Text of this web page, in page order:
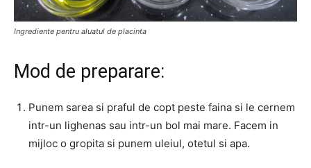
Ingrediente pentru aluatul de placinta
Mod de preparare:
Punem sarea si praful de copt peste faina si le cernem
intr-un lighenas sau intr-un bol mai mare. Facem in
mijloc o gropita si punem uleiul, otetul si apa.